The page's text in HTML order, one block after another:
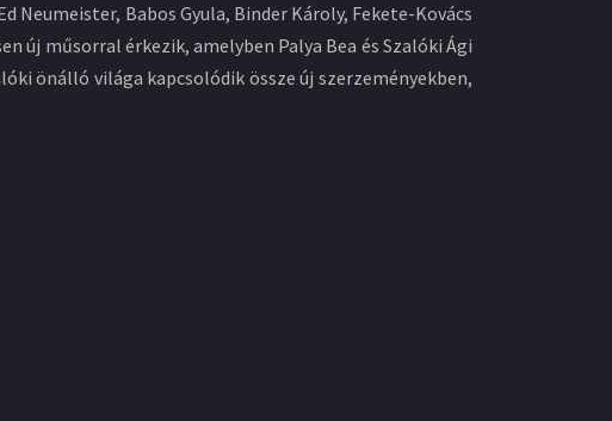
Babos Gyula, Binder Károly, Fekete-Kovács
új műsorral érkezik, amelyben Palya Bea és Szalóki Ági
önálló világa kapcsolódik össze új szerzeményekben,